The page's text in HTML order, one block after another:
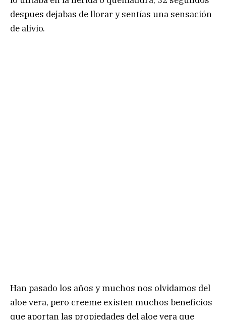
despues dejabas de llorar y sentías una sensación
de alivio.
Han pasado los años y muchos nos olvidamos del
aloe vera, pero creeme existen muchos beneficios
que aportan las propiedades del aloe vera que